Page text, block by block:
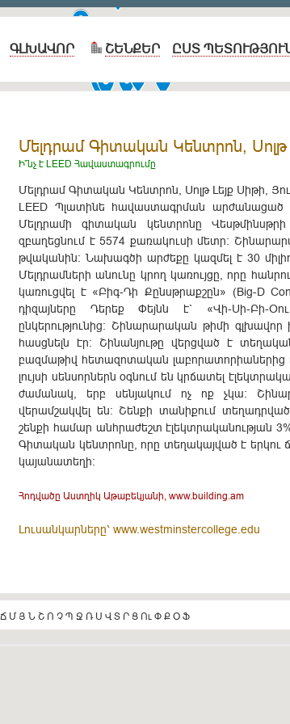
ԳԼԽԱՎՈՐ ՇԵՆՔԵՐ ԸՍՏ
Մելդրամ Գիտական Կենտրոն,
Ի՞նչ է LEED Հավաստագրումը
Մելդրամ Գիտական Կենտրոն, Սոլթ Լեյք Սիթի,
LEED Պլատինե հավաստագրման
Մելդրամի գիտական կենտրոնը
զբաղեցնում է 5574 քառակուսի մետր:
թվականին: Նախագծի արժեքը կազմել է 30
Մելդրամների անունը կրող կառույցը, որը
կառուցվել է «Բիգ-Դի Քընսթրաքշըն» (Big-D
դիզայները Դերեք Փեյնն է` «Վի-Սի-Բի-
ընկերությունից: Շինարարական թիմի գլխավոր
հասցնելն էր: Շինանյութը վերցված է
բազմաթիվ հետազոտական լաբորատորիաներից
լույսի սենսորներն օգնում են կրճատել
ժամանակ, երբ սենյակում ոչ ոք չկա:
վերամշակվել են: Շենքի տանիքում
շենքի համար անհրաժեշտ էլեկտրականության
Գիտական կենտրոնը, որը տեղակայված է երկու
կայանատեղի:
Հոդվածը Աստղիկ Աթաբեկյանի, www.building.am
Լուսանկարները՝ www.westminstercollege.edu
Ճ Մ Յ Ն Շ Ո Չ Պ Ջ Ռ Ս Վ Տ Ր Ց Ու Փ Ք Օ Ֆ